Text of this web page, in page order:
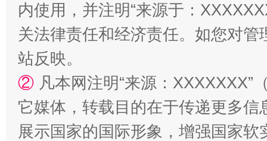
站台名比不上好声名
内使用，并注明“来源于：
关法律责任和经济责任。如您对
站反映。
② 凡本网注明“来源：
它媒体，转载目的在于传递更多
展示国家的国际形象，增强国家